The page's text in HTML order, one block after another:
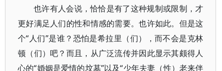
也许有人会说，恰恰是有了这种规制或限制，才
更好满足人们的性和情感的需要。也许如此。但是这
个“人们”是谁？恐怕是希拉里（们），而不会是克林
顿（们）吧？而且，从广泛流传并因此显示其颇得人
心的“婚姻是爱情的坟墓”以及“少年夫妻（性）老来伴